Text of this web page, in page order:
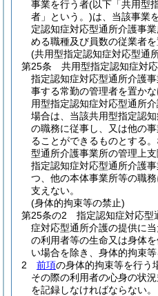
事業を行う者(以下「共用型
者」という。)は、当該事業
定認知症対応型通所介護事
める職種及び員数の従業者を
(共用型指定認知症対応型通
第25条
共用型指定認知症対
指定認知症対応型通所介護
事する常勤の管理者を置かな
用型指定認知症対応型通所
場合は、当該共用型指定認
の職務に従事し、又は他の
ることができるものとする。
型通所介護事業所の管理上
指定認知症対応型通所介護
つ、他の本体事業所等の職
支えない。
(身体的拘束等の禁止)
第25条の2
指定認知症対応型
症対応型通所介護の提供に
の利用者等の生命又は身体
い場合を除き、身体的拘束等
2
前項の身体的拘束等を行う
その際の利用者の心身の状
を記録しなければならない。